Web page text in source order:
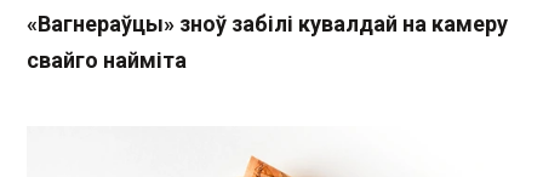
«Вагнераўцы» зноў забілі кувалдай на камеру
свайго найміта